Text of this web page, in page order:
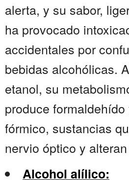
alerta, y su sabor,
ha provocado
accidentales por
bebidas alcohólicas.
etanol, su
produce
fórmico, sustancias
nervio óptico y
Alcohol alílico: